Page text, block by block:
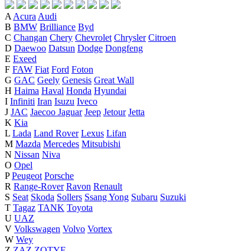
AAcuraAudi
B BMW Brilliance Byd
C Changan Chery Chevrolet Chrysler Citroen
D Daewoo Datsun Dodge Dongfeng
E Exeed
F FAW Fiat Ford Foton
G GAC Geely Genesis Great Wall
H Haima Haval Honda Hyundai
I Infiniti Iran Isuzu Iveco
J JAC Jaecoo Jaguar Jeep Jetour Jetta
K Kia
L Lada Land Rover Lexus Lifan
M Mazda Mercedes Mitsubishi
N Nissan Niva
O Opel
P Peugeot Porsche
R Range-Rover Ravon Renault
S Seat Skoda Sollers Ssang Yong Subaru Suzuki
T Tagaz TANK Toyota
U UAZ
V Volkswagen Volvo Vortex
W Wey